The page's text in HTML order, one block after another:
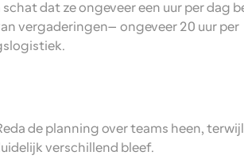
dat ze ongeveer een uur per dag
vergaderingen—ongeveer 20 uur per
de planning over teams heen,
verschillend bleef.